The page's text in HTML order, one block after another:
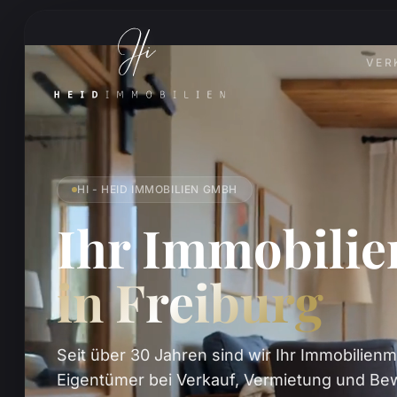
HI - HEID IMMOBILIEN GMBH
Ihr
in Freiburg
Seit über 30 Jahren sind wir Ihr
Eigentümer bei Verkauf, Vermietung und